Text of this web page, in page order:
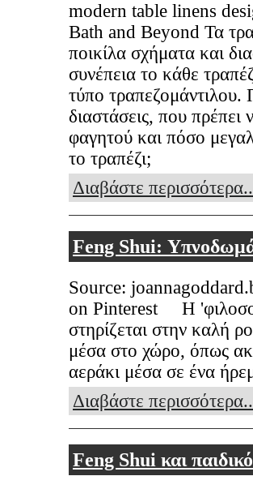
modern table linens
Bath and Beyond Τα
ποικίλα σχήματα και
συνέπεια το κάθε
τύπο τραπεζομάντιλου.
διαστάσεις, που πρέπει
φαγητού και πόσο
το τραπέζι;
Διαβάστε
Feng Shui:
Source:
on Pinterest Η
στηρίζεται στην καλή
μέσα στο χώρο, όπως
αεράκι μέσα σε ένα
Διαβάστε
Feng Shui και